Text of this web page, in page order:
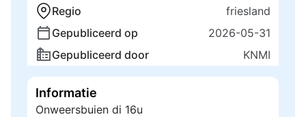
Regio
friesland
Gepubliceerd op
2026-05-31
Gepubliceerd door
KNMI
Informatie
Onweersbuien di 16u